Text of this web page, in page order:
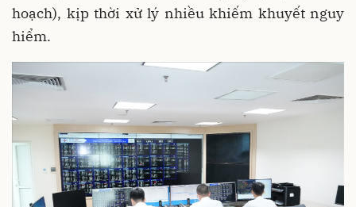
hoạch), kịp thời xử lý nhiều khiếm khuyết nguy
hiểm.